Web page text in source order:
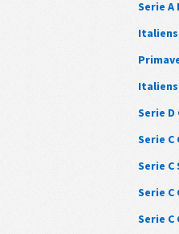
Serie
Serie
Serie
Serie
Serie
Serie